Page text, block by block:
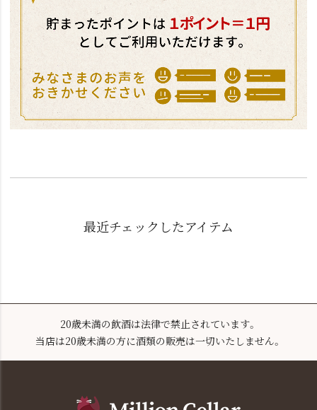
最近チェックしたアイテム
20歳未満の飲酒は法律で禁止されています。
当店は20歳未満の方に酒類の販売は一切いたしません。